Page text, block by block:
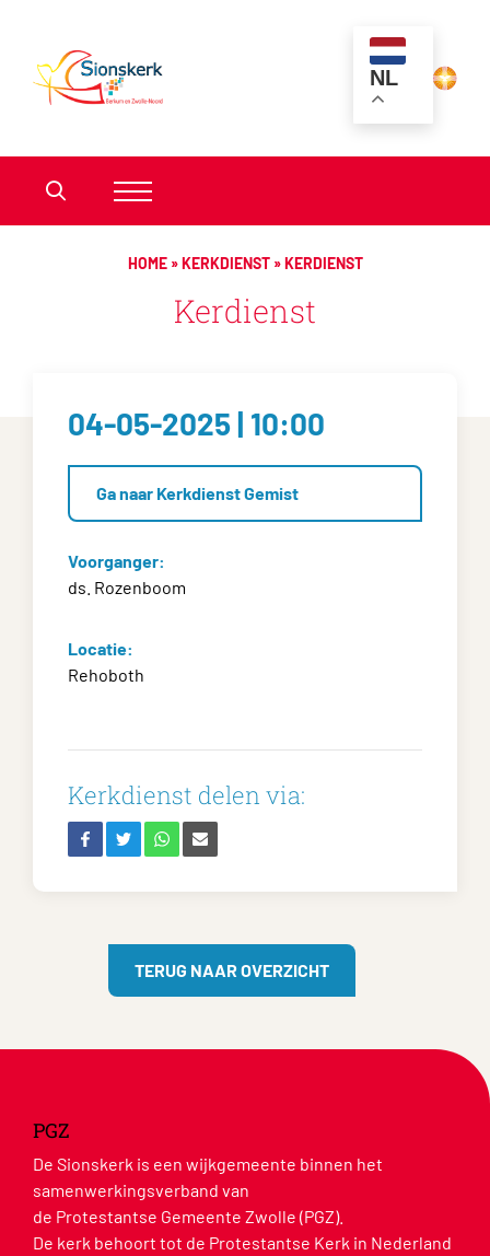
NL
HOME»KERKDIENST»KERDIENST
Kerdienst
04-05-2025 | 10:00
Ga naar Kerkdienst Gemist
Voorganger:
ds. Rozenboom
Locatie:
Rehoboth
Kerkdienst delen via:
TERUG NAAR OVERZICHT
PGZ
De Sionskerk is een wijkgemeente binnen het
samenwerkingsverband van
de Protestantse Gemeente Zwolle (PGZ).
De kerk behoort tot de Protestantse Kerk in Nederland